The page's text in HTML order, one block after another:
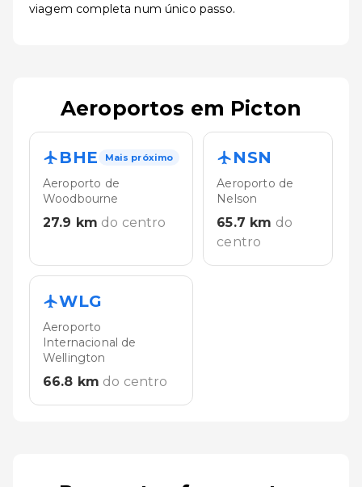
viagem completa num único passo.
Aeroportos em Picton
BHE Mais próximo
Aeroporto de
Woodbourne
27.9 km do centro
NSN
Aeroporto de
Nelson
65.7 km do
centro
WLG
Aeroporto
Internacional de
Wellington
66.8 km do centro